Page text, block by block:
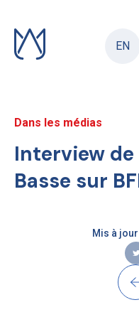
content
EN
Dans les médias
Interview
Basse sur
Mis à jour